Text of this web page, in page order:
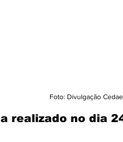
Foto: Divulgação
realizado no dia